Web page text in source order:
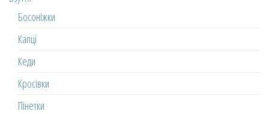
Босоніжки
Капці
Кеди
Кросівки
Пінетки